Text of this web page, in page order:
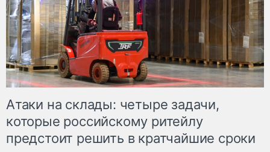
Атаки на склады: четыре задачи,
которые российскому ритейлу
предстоит решить в кратчайшие сроки